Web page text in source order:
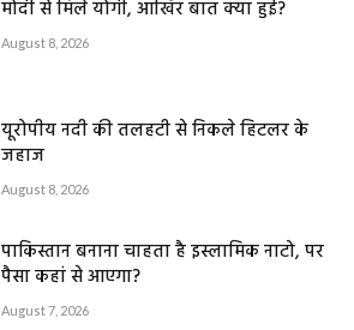
मोदी से मिले योगी, आखिर बात क्या हुई?
August 8, 2026
यूरोपीय नदी की तलहटी से निकले हिटलर के
जहाज
August 8, 2026
पाकिस्तान बनाना चाहता है इस्लामिक नाटो, पर
पैसा कहां से आएगा?
August 7, 2026